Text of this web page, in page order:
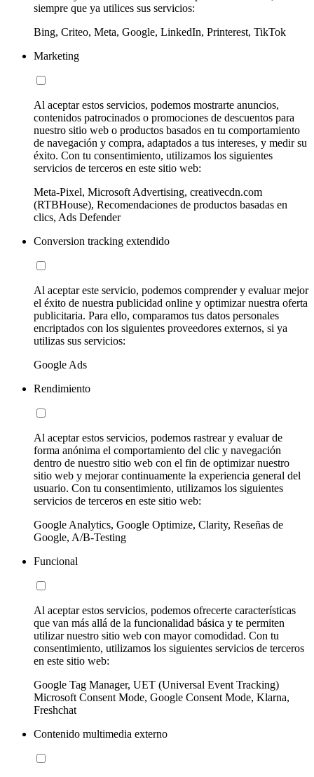
siempre que ya utilices sus servicios:
Bing, Criteo, Meta, Google, LinkedIn, Printerest, TikTok
Marketing
Al aceptar estos servicios, podemos mostrarte anuncios,
contenidos patrocinados o promociones de descuentos para
nuestro sitio web o productos basados en tu comportamiento
de navegación y compra, adaptados a tus intereses, y medir su
éxito. Con tu consentimiento, utilizamos los siguientes
servicios de terceros en este sitio web:
Meta-Pixel, Microsoft Advertising, creativecdn.com
(RTBHouse), Recomendaciones de productos basadas en
clics, Ads Defender
Conversion tracking extendido
Al aceptar este servicio, podemos comprender y evaluar mejor
el éxito de nuestra publicidad online y optimizar nuestra oferta
publicitaria. Para ello, comparamos tus datos personales
encriptados con los siguientes proveedores externos, si ya
utilizas sus servicios:
Google Ads
Rendimiento
Al aceptar estos servicios, podemos rastrear y evaluar de
forma anónima el comportamiento del clic y navegación
dentro de nuestro sitio web con el fin de optimizar nuestro
sitio web y mejorar continuamente la experiencia general del
usuario. Con tu consentimiento, utilizamos los siguientes
servicios de terceros en este sitio web:
Google Analytics, Google Optimize, Clarity, Reseñas de
Google, A/B-Testing
Funcional
Al aceptar estos servicios, podemos ofrecerte características
que van más allá de la funcionalidad básica y te permiten
utilizar nuestro sitio web con mayor comodidad. Con tu
consentimiento, utilizamos los siguientes servicios de terceros
en este sitio web:
Google Tag Manager, UET (Universal Event Tracking)
Microsoft Consent Mode, Google Consent Mode, Klarna,
Freshchat
Contenido multimedia externo